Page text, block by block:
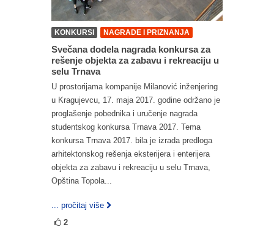
KONKURSI NAGRADE I PRIZNANJA
Svečana dodela nagrada konkursa za
rešenje objekta za zabavu i rekreaciju u
selu Trnava
U prostorijama kompanije Milanović inženjering
u Kragujevcu, 17. maja 2017. godine održano je
proglašenje pobednika i uručenje nagrada
studentskog konkursa Trnava 2017. Tema
konkursa Trnava 2017. bila je izrada predloga
arhitektonskog rešenja eksterijera i enterijera
objekta za zabavu i rekreaciju u selu Trnava,
Opština Topola...
... pročitaj više
2